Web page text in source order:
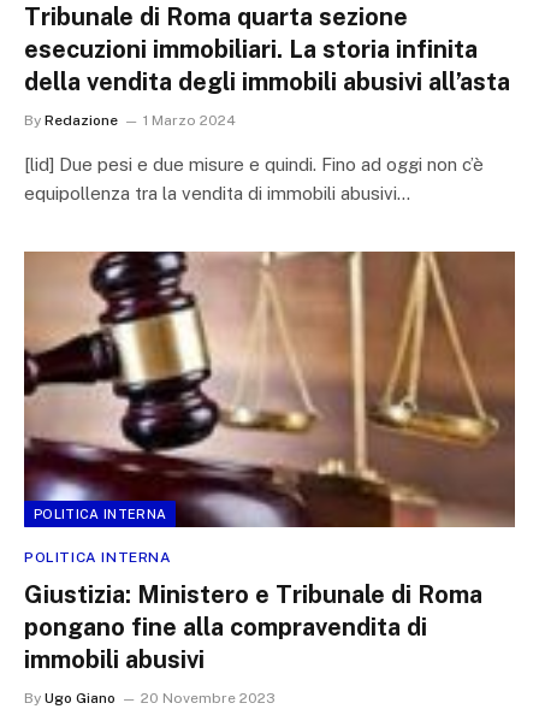
Tribunale di Roma quarta sezione
esecuzioni immobiliari. La storia infinita
della vendita degli immobili abusivi all’asta
By Redazione 1 Marzo 2024
[lid] Due pesi e due misure e quindi. Fino ad oggi non c’è
equipollenza tra la vendita di immobili abusivi…
POLITICA INTERNA
POLITICA INTERNA
Giustizia: Ministero e Tribunale di Roma
pongano fine alla compravendita di
immobili abusivi
By Ugo Giano 20 Novembre 2023